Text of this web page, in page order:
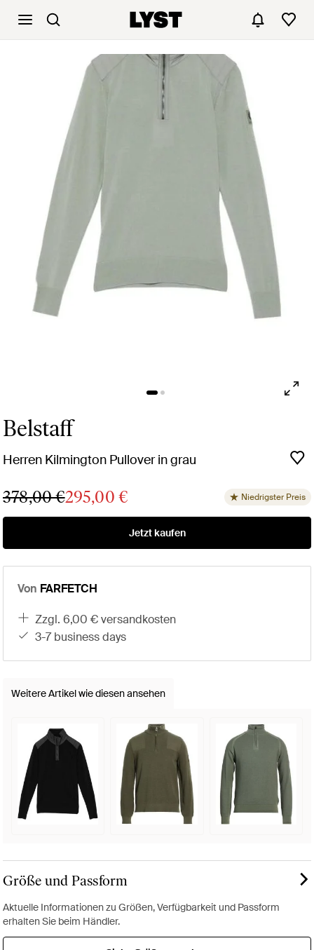
Belstaff
Herren Kilmington Pullover in grau
378,00 €295,00 € Niedrigster Preis
Jetzt kaufen
Von FARFETCH
zzgl. 6,00 € versandkosten
3-7 business days
Weitere Artikel wie diesen ansehen
Größe und Passform
Aktuelle Informationen zu Größen, Verfügbarkeit und Passform
erhalten Sie beim Händler.